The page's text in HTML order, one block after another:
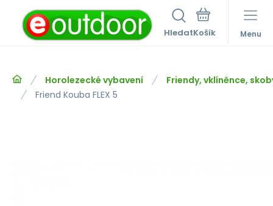
Hledat Menu
Horolezecké vybavení
Friendy, vklíněnce,
Friend Kouba FLEX 5